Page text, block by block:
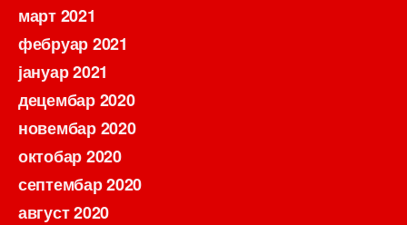
март 2021
фебруар 2021
јануар 2021
децембар 2020
новембар 2020
октобар 2020
септембар 2020
август 2020